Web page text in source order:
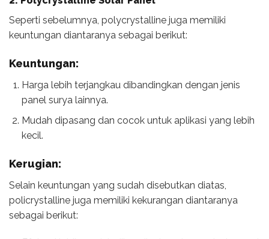
Seperti sebelumnya, polycrystalline juga memiliki
keuntungan diantaranya sebagai berikut:
Keuntungan:
Harga lebih terjangkau dibandingkan dengan jenis
panel surya lainnya.
Mudah dipasang dan cocok untuk aplikasi yang lebih
kecil.
Kerugian:
Selain keuntungan yang sudah disebutkan diatas,
policrystalline juga memiliki kekurangan diantaranya
sebagai berikut: